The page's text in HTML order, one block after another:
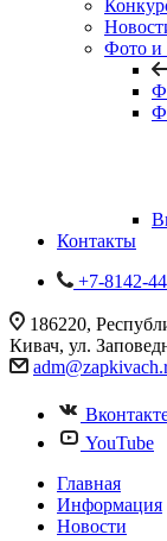
Фото и
Контакты
+7-8142-
186220,
Кивач, ул.
YouTube
Главная
Информация
Новости